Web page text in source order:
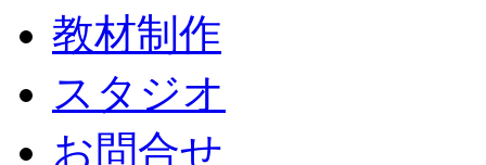
教材制作
スタジオ
お問合せ